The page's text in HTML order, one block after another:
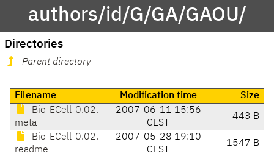
authors/id/G/GA/GAOU/
Directories
Parent directory
Filename Modification time
Size
Bio-ECell-0.02.
meta
2007-06-11 15:56
CEST
443 B
Bio-ECell-0.02.
readme
2007-05-28 19:10
CEST
1547 B